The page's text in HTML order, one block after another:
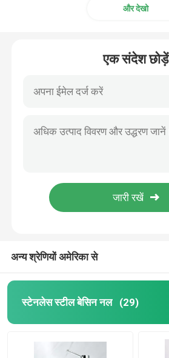
और देखो
एक संदेश छोड़ें
अन्य श्रेणियों अमेरिका से
स्टेनलेस स्टील बेसिन नल (29)